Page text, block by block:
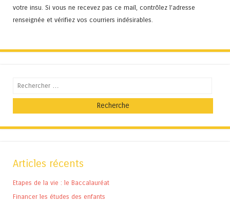
votre insu. Si vous ne recevez pas ce mail, contrôlez l’adresse
renseignée et vérifiez vos courriers indésirables.
Recherche
Articles récents
Etapes de la vie : le Baccalauréat
Financer les études des enfants